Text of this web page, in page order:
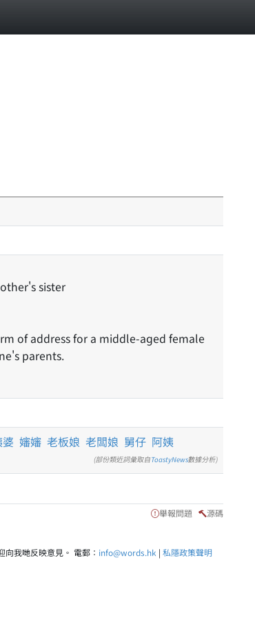
sister
of address for a middle-aged female
parents.
嬸嬸 老板娘 老闆娘 舅仔 阿姨
(部份類近詞彙取自ToastyNews數據分析)
舉報問題 源碼
向我哋反映意見。 電郵： info@words.hk | 私隱政策聲明